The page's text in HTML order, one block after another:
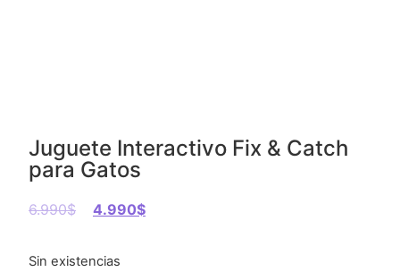
Juguete Interactivo Fix & Catch
para Gatos
6.990$ 4.990$
Sin existencias